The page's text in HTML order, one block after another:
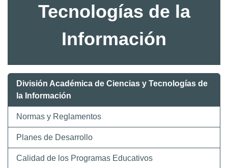
Tecnologías de la
Información
División Académica de Ciencias y Tecnologías de
la Información
Normas y Reglamentos
Planes de Desarrollo
Calidad de los Programas Educativos